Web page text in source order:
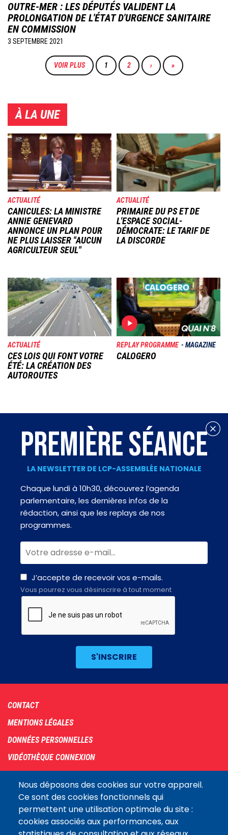
OUTRE-MER : LES DÉPUTÉS VALIDENT LA
PROLONGATION DE L'ÉTAT D'URGENCE SANITAIRE
EN COMMISSION
3 SEPTEMBRE 2021
PaginationVOIR PLUS
PAGE
COURANTE
1 PAGE
2
PAGE
SUIVANTE
›
DERNIÈRE
PAGE
»
À LA UNE
Image
ACTUALITÉ
CANICULES: LA MINISTRE
ANNIE GENEVARD
ANNONCE UN PLAN POUR
NE PLUS LAISSER "AUCUN
AGRICULTEUR SEUL"
Image
ACTUALITÉ
PRIMAIRE DU PS ET DE
L'ESPACE SOCIAL-
DÉMOCRATE: LE TARIF DE
LA DISCORDE
Image
ACTUALITÉ
CES LOIS QUI FONT VOTRE
ÉTÉ: LA CRÉATION DES
AUTOROUTES
Image
REPLAY PROGRAMME MAGAZINE
CALOGERO
Nous déposons des cookies sur votre appareil.
Ce sont des cookies fonctionnels qui
permettent une utilisation optimale du site :
cookies associés aux performances, aux
PREMIÈRE SÉANCE
LA NEWSLETTER DE LCP-ASSEMBLÉE NATIONALE
Chaque lundi à 10h30, découvrez l’agenda
parlementaire, les dernières infos de la
rédaction, ainsi que les replays de nos
programmes.
J’accepte de recevoir vos e-mails.
Vous pourrez vous désinscrire à tout moment
Footer
menu
CONTACT
MENTIONS LÉGALES
DONNÉES PERSONNELLES
VIDÉOTHÈQUE CONNEXION
COOKIES
Assemblée